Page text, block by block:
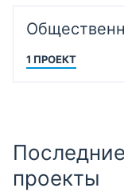
1 ПРОЕКТ
проекты